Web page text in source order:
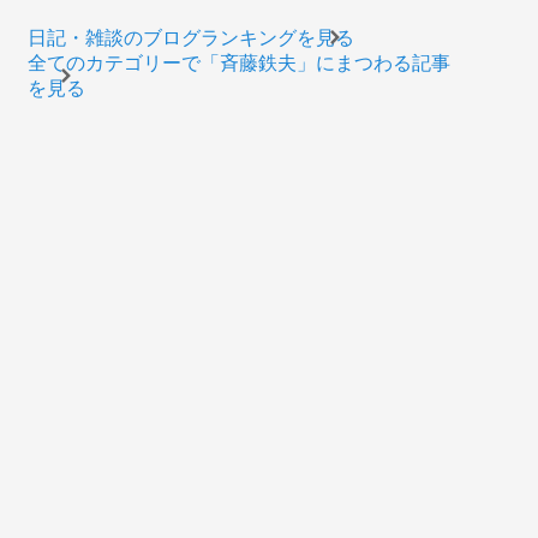
日記・雑談のブログランキングを見る
全てのカテゴリーで「斉藤鉄夫」にまつわる記事
を見る